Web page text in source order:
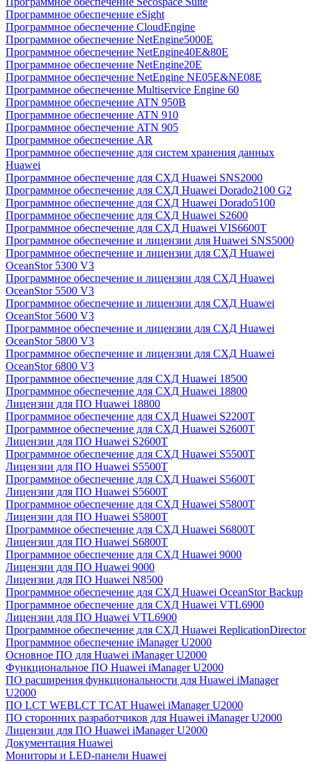
Программное обеспечение eSight
Программное обеспечение CloudEngine
Программное обеспечение NetEngine5000E
Программное обеспечение NetEngine40E&80E
Программное обеспечение NetEngine20E
Программное обеспечение NetEngine NE05E&NE08E
Программное обеспечение Multiservice Engine 60
Программное обеспечение ATN 950B
Программное обеспечение ATN 910
Программное обеспечение ATN 905
Программное обеспечение AR
Программное обеспечение для систем хранения данных
Huawei
Программное обеспечение для СХД Huawei SNS2000
Программное обеспечение для СХД Huawei Dorado2100 G2
Программное обеспечение для СХД Huawei Dorado5100
Программное обеспечение для СХД Huawei S2600
Программное обеспечение для СХД Huawei VIS6600T
Программное обеспечение и лицензии для Huawei SNS5000
Программное обеспечение и лицензии для СХД Huawei
OceanStor 5300 V3
Программное обеспечение и лицензии для СХД Huawei
OceanStor 5500 V3
Программное обеспечение и лицензии для СХД Huawei
OceanStor 5600 V3
Программное обеспечение и лицензии для СХД Huawei
OceanStor 5800 V3
Программное обеспечение и лицензии для СХД Huawei
OceanStor 6800 V3
Программное обеспечение для СХД Huawei 18500
Программное обеспечение для СХД Huawei 18800
Лицензии для ПО Huawei 18800
Программное обеспечение для СХД Huawei S2200T
Программное обеспечение для СХД Huawei S2600T
Лицензии для ПО Huawei S2600T
Программное обеспечение для СХД Huawei S5500T
Лицензии для ПО Huawei S5500T
Программное обеспечение для СХД Huawei S5600T
Лицензии для ПО Huawei S5600T
Программное обеспечение для СХД Huawei S5800T
Лицензии для ПО Huawei S5800T
Программное обеспечение для СХД Huawei S6800T
Лицензии для ПО Huawei S6800T
Программное обеспечение для СХД Huawei 9000
Лицензии для ПО Huawei 9000
Лицензии для ПО Huawei N8500
Программное обеспечение для СХД Huawei OceanStor Backup
Программное обеспечение для СХД Huawei VTL6900
Лицензии для ПО Huawei VTL6900
Программное обеспечение для СХД Huawei ReplicationDirector
Программное обеспечение iManager U2000
Основное ПО для Huawei iManager U2000
Функциональное ПО Huawei iManager U2000
ПО расширения функциональности для Huawei iManager
U2000
ПО LCT WEBLCT TCAT Huawei iManager U2000
ПО сторонних разработчиков для Huawei iManager U2000
Лицензии для ПО Huawei iManager U2000
Документация Huawei
Мониторы и LED-панели Huawei